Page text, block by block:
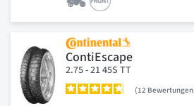
ContiEscape
2.75 - 21 45S TT
12 Bewertungen